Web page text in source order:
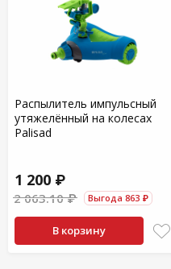
Распылитель импульсный
утяжелённый на колесах
Palisad
1 200 ₽
2 063.10 ₽ Выгода 863 ₽
В корзину